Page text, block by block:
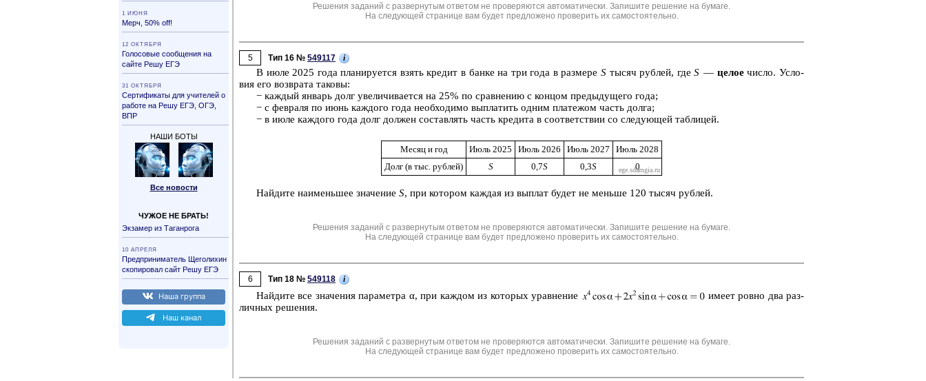
1 ИЮНЯ
Мерч, 50% off!
12 ОКТЯБРЯ
Голосовые сообщения на
сайте Решу ЕГЭ
31 ОК­ТЯБ­РЯ
Сер­ти­фи­ка­ты для учи­те­лей о
ра­бо­те на Решу ЕГЭ, ОГЭ,
ВПР
НАШИ БОТЫ
Все но­во­сти
ЧУЖОЕ НЕ БРАТЬ!
Эк­за­мер из Та­ган­ро­га
10 АП­РЕ­ЛЯ
Пред­при­ни­ма­тель Ще­го­ли­хин
ско­пи­ро­вал сайт Решу ЕГЭ
Наша груп­па
Наш канал
Решения заданий с развернутым ответом не проверяются автоматически. Запишите решение на бумаге.
На следующей странице вам будет предложено проверить их самостоятельно.
5 Тип 16 № 549117 i
В июле 2025 года пла­ни­ру­ет­ся взять кре­дит в банке на три года в раз­ме­ре S тысяч руб­лей, гдеS — целоечисло. Усло­
вия его воз­вра­та та­ко­вы:
− каж­дый ян­варь долг уве­ли­чи­ва­ет­ся на 25% по срав­не­нию с кон­цом преды­ду­ще­го года;
− с фев­ра­ля по июнь каж­до­го года не­об­хо­ди­мо вы­пла­тить одним пла­те­жом часть долга;
− в июле каж­до­го года долг дол­жен со­став­лять часть кре­ди­та в со­от­вет­ствии со сле­ду­ю­щей таб­ли­цей.
Месяц и год Июль 2025 Июль 2026 Июль 2027
Июль 2028
Долг (в тыс. руб­лей)
S 0,7S 0,3S 0
Най­ди­те наи­мень­шее зна­че­ние S, при ко­то­ром каж­дая из вы­плат будет не мень­ше 120 тысяч руб­лей.
Решения заданий с развернутым ответом не проверяются автоматически. Запишите решение на бумаге.
На следующей странице вам будет предложено проверить их самостоятельно.
6 Тип 18 № 549118 i
Най­ди­те все зна­че­ния па­ра­мет­ра α, при каж­дом из ко­то­рых урав­не­ние
имеет ровно два раз­
лич­ных ре­ше­ния.
Решения заданий с развернутым ответом не проверяются автоматически. Запишите решение на бумаге.
На следующей странице вам будет предложено проверить их самостоятельно.